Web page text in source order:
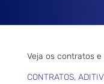
Veja os contratos
CONTRATOS,